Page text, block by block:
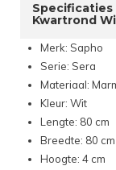
Specificaties
Kwartrond
Merk: Sapho
Serie: Sera
Materiaal:
Kleur: Wit
Lengte: 80 cm
Breedte: 80 cm
Hoogte: 4 cm